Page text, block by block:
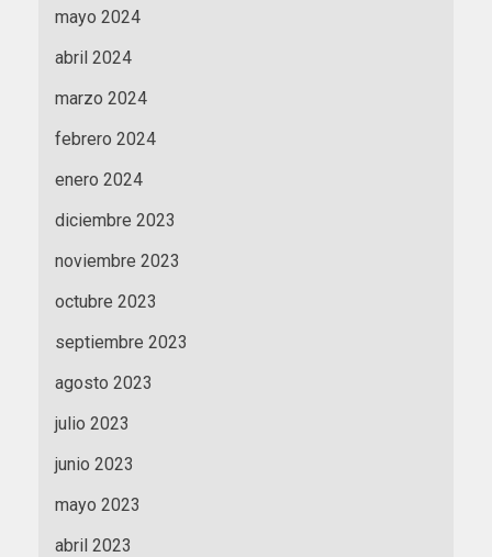
mayo 2024
abril 2024
marzo 2024
febrero 2024
enero 2024
diciembre 2023
noviembre 2023
octubre 2023
septiembre 2023
agosto 2023
julio 2023
junio 2023
mayo 2023
abril 2023